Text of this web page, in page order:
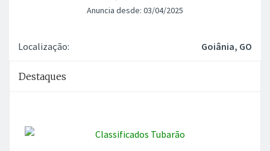
Anuncia desde: 03/04/2025
Localização: Goiânia, GO
Destaques